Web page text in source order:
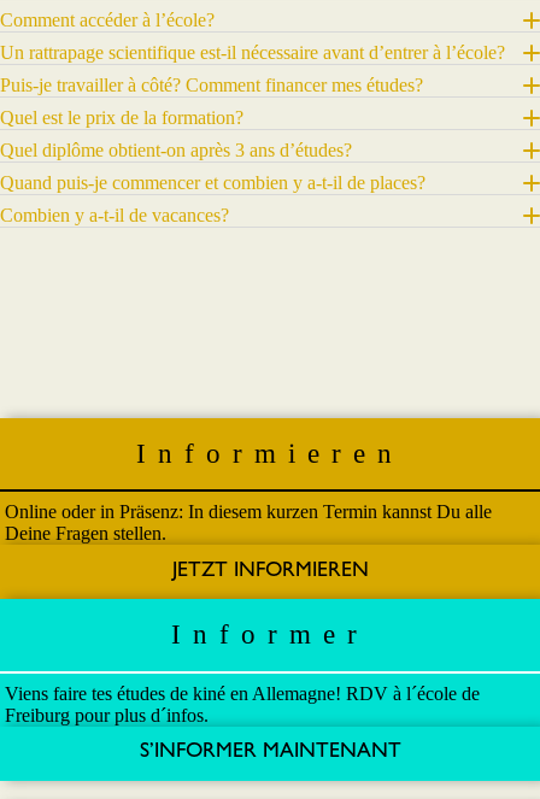
Comment accéder à l’école?
Un rattrapage scientifique est-il nécessaire avant d’entrer à l’école?
Puis-je travailler à côté? Comment financer mes études?
Quel est le prix de la formation?
Quel diplôme obtient-on après 3 ans d’études?
Quand puis-je commencer et combien y a-t-il de places?
Combien y a-t-il de vacances?
Informieren
Online oder in Präsenz: In diesem kurzen Termin kannst Du alle
Deine Fragen stellen.
JETZT INFORMIEREN
Informer
Viens faire tes études de kiné en Allemagne! RDV à l´école de
Freiburg pour plus d´infos.
S’INFORMER MAINTENANT